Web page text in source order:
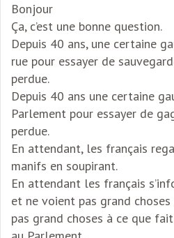
Bonjour
Ça, c’est une bonne question.
Depuis 40 ans, une certaine
rue pour essayer de
perdue.
Depuis 40 ans une certaine
Parlement pour essayer de
perdue.
En attendant, les français
manifs en soupirant.
En attendant les français
et ne voient pas grand
pas grand choses à ce que